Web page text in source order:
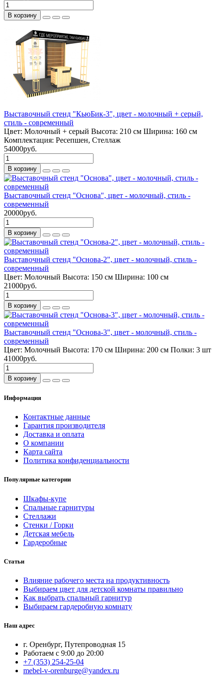
В корзину
Выставочный стенд "КьюБик-3", цвет - молочный + серый,
стиль - современный
Цвет: Молочный + серый Высота: 210 см Ширина: 160 см
Комплектация: Ресепшен, Стеллаж
54000руб.
В корзину
Выставочный стенд "Основа", цвет - молочный, стиль -
современный
20000руб.
В корзину
Выставочный стенд "Основа-2", цвет - молочный, стиль -
современный
Цвет: Молочный Высота: 150 см Ширина: 100 см
21000руб.
В корзину
Выставочный стенд "Основа-3", цвет - молочный, стиль -
современный
Цвет: Молочный Высота: 170 см Ширина: 200 см Полки: 3 шт
41000руб.
В корзину
Информация
Контактные данные
Гарантия производителя
Доставка и оплата
О компании
Карта сайта
Политика конфиденциальности
Популярные категории
Шкафы-купе
Спальные гарнитуры
Стеллажи
Стенки / Горки
Детская мебель
Гардеробные
Статьи
Влияние рабочего места на продуктивность
Выбираем цвет для детской комнаты правильно
Как выбрать спальный гарнитур
Выбираем гардеробную комнату
Наш адрес
г. Оренбург, Путепроводная 15
Работаем с 9:00 до 20:00
+7 (353) 254-25-04
mebel-v-orenburge@yandex.ru